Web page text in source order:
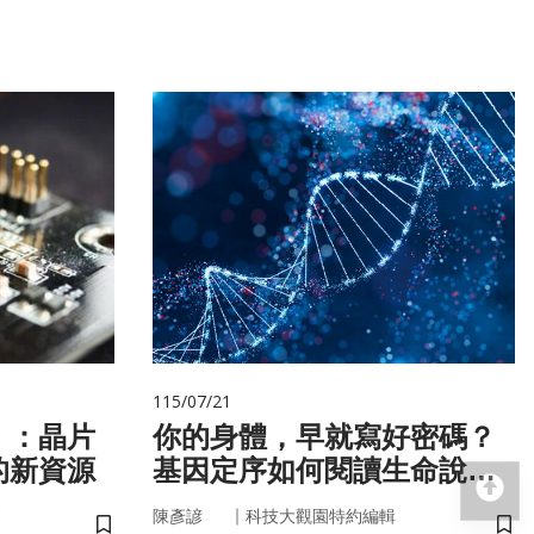
：晶片
新資源
115/07/21
你的身體，早就寫好密碼？
基因定序如何閱讀生命說明
書
陳彥諺 ｜ 科技大觀園特約編輯
回